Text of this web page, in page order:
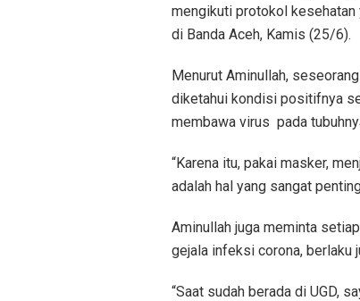
mengikuti protokol kesehatan
di Banda Aceh, Kamis (25/6).
Menurut Aminullah,
diketahui kondisi positifnya
membawa virus pada
“Karena itu, pakai masker,
adalah hal yang sangat
Aminullah juga meminta
gejala infeksi corona, berlaku
“Saat sudah berada di UGD,